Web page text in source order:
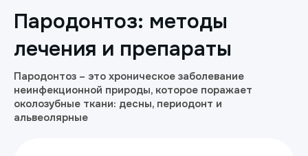
Пародонтоз: методы
лечения и препараты
Пародонтоз – это хроническое заболевание
неинфекционной природы, которое поражает
околозубные ткани: десны, периодонт и
альвеолярные